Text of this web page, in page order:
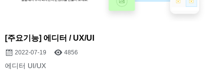
[주요기능] 에디터 / UX/UI
2022-07-19 4856
에디터 UI/UX